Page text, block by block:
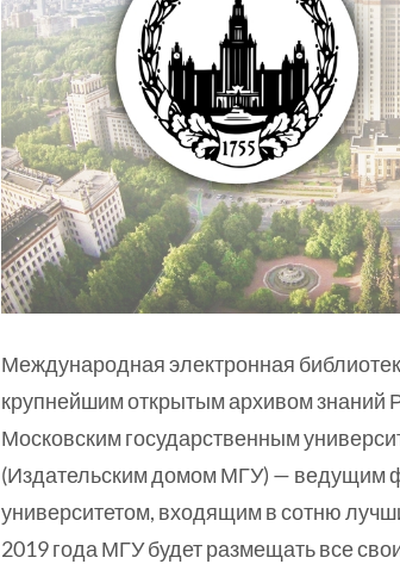
Международная электронная
крупнейшим открытым архивом знаний
Московским государственным
(Издательским домом МГУ) — ведущим
университетом, входящим в сотню
2019 года МГУ будет размещать все